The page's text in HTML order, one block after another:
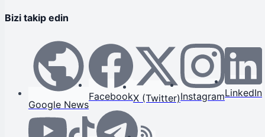
Bizi takip edin
Google News
FacebookX (Twitter)InstagramLinkedIn